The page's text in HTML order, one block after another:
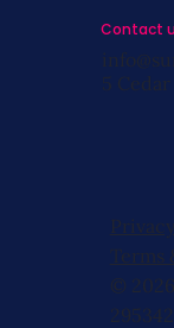
©
Contact
5